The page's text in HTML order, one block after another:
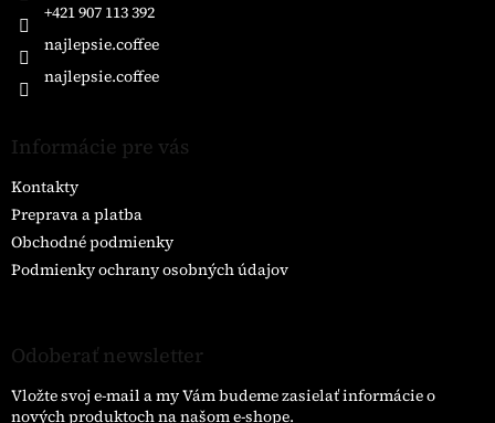
+421 907 113 392
najlepsie.coffee
najlepsie.coffee
Informácie pre vás
Kontakty
Preprava a platba
Obchodné podmienky
Podmienky ochrany osobných údajov
Odoberať newsletter
Vložte svoj e-mail a my Vám budeme zasielať informácie o
nových produktoch na našom e-shope.